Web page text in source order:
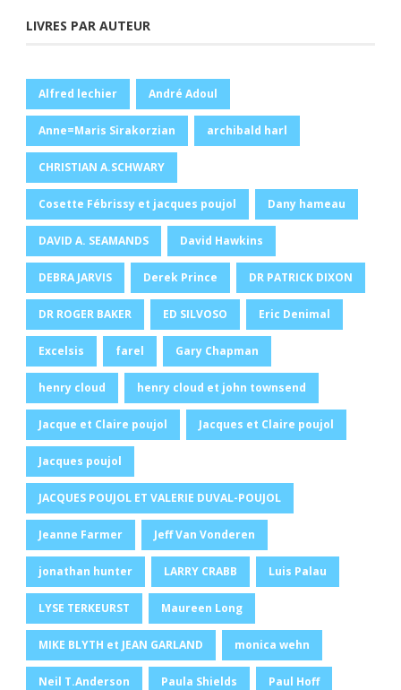
LIVRES PAR AUTEUR
Alfred lechier André Adoul
Anne=Maris Sirakorzian archibald harl
CHRISTIAN A.SCHWARY
Cosette Fébrissy et jacques poujol Dany hameau
DAVID A. SEAMANDS David Hawkins
DEBRA JARVIS Derek Prince DR PATRICK DIXON
DR ROGER BAKER ED SILVOSO Eric Denimal
Excelsis farel Gary Chapman
henry cloud henry cloud et john townsend
Jacque et Claire poujol Jacques et Claire poujol
Jacques poujol
JACQUES POUJOL ET VALERIE DUVAL-POUJOL
Jeanne Farmer Jeff Van Vonderen
jonathan hunter LARRY CRABB Luis Palau
LYSE TERKEURST Maureen Long
MIKE BLYTH et JEAN GARLAND monica wehn
Neil T.Anderson Paula Shields Paul Hoff